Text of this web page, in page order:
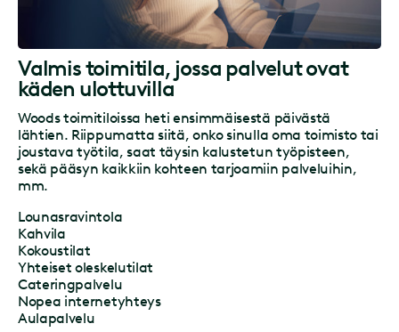
Valmis toimitila, jossa palvelut ovat
käden ulottuvilla
Woods toimitiloissa heti ensimmäisestä päivästä
lähtien. Riippumatta siitä, onko sinulla oma toimisto tai
joustava työtila, saat täysin kalustetun työpisteen,
sekä pääsyn kaikkiin kohteen tarjoamiin palveluihin,
mm.
Lounasravintola
Kahvila
Kokoustilat
Yhteiset oleskelutilat
Cateringpalvelu
Nopea internetyhteys
Aulapalvelu